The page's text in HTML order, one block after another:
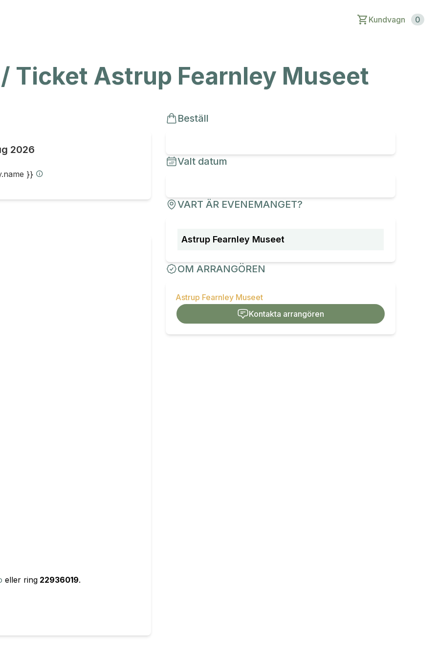
Kundvagn 0
Ticket Astrup Fearnley Museet
2026
}}
eller ring 22936019.
Beställ
Valt datum
VART ÄR EVENEMANGET?
Astrup Fearnley Museet
OM ARRANGÖREN
Astrup Fearnley Museet
Kontakta arrangören